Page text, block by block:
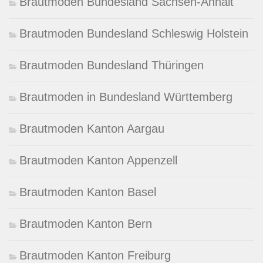
Brautmoden Bundesland Schleswig Holstein
Brautmoden Bundesland Thüringen
Brautmoden in Bundesland Württemberg
Brautmoden Kanton Aargau
Brautmoden Kanton Appenzell
Brautmoden Kanton Basel
Brautmoden Kanton Bern
Brautmoden Kanton Freiburg